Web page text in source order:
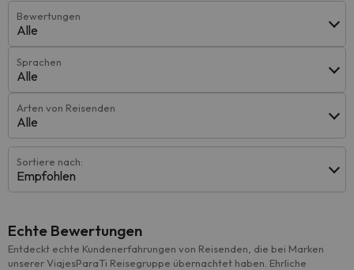
Bewertungen
Alle
Sprachen
Alle
Arten von Reisenden
Alle
Sortiere nach:
Empfohlen
Echte Bewertungen
Entdeckt echte Kundenerfahrungen von Reisenden, die bei Marken
unserer ViajesParaTi Reisegruppe übernachtet haben. Ehrliche